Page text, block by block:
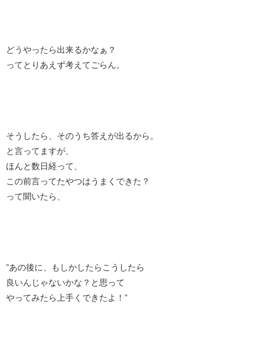
どうやったら出来るかなぁ？
ってとりあえず考えてごらん。
そうしたら、そのうち答えが出るから。
と言ってますが、
ほんと数日経って、
この前言ってたやつはうまくできた？
って聞いたら、
”あの後に、もしかしたらこうしたら
良いんじゃないかな？と思って
やってみたら上手くできたよ！”